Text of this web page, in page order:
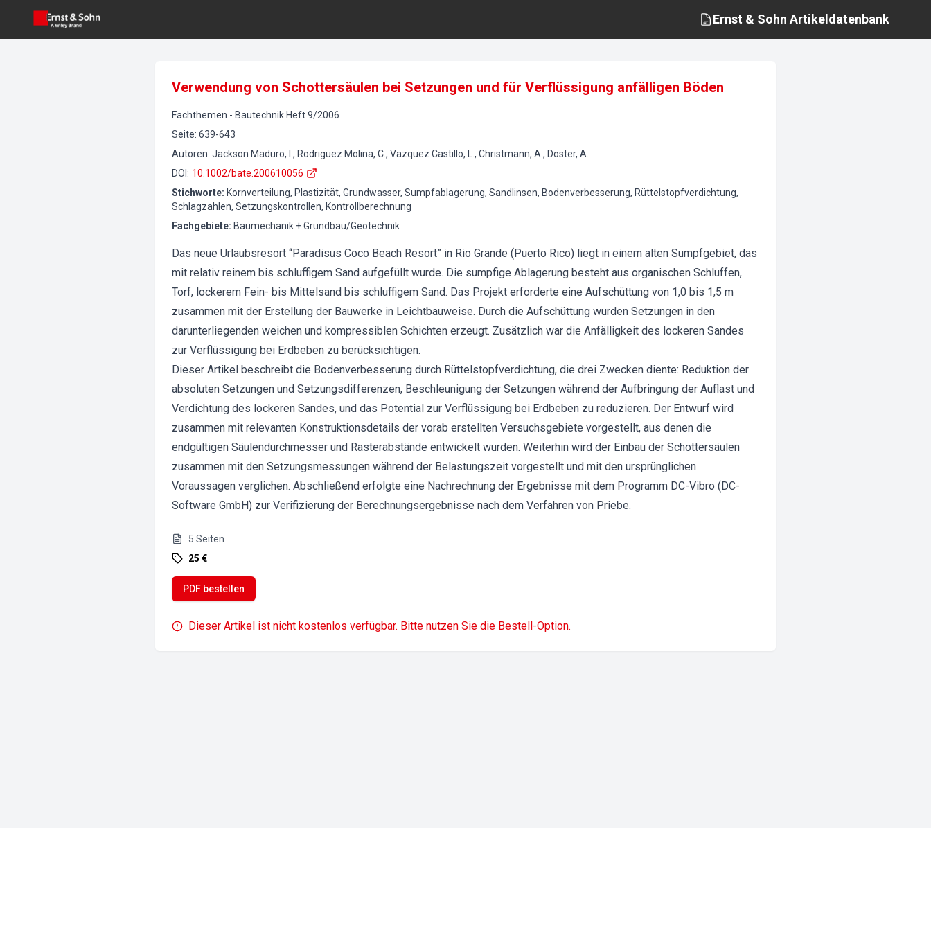
Ernst & Sohn Artikeldatenbank
Verwendung von Schottersäulen bei Setzungen und für Verflüssigung anfälligen Böden
Fachthemen - Bautechnik Heft9/2006
Seite: 639-643
Autoren: Jackson Maduro, I., Rodriguez Molina, C., Vazquez Castillo, L., Christmann, A., Doster, A.
DOI : 10.1002/bate.200610056
Stichworte: Kornverteilung, Plastizität, Grundwasser, Sumpfablagerung, Sandlinsen, Bodenverbesserung, Rüttelstopfverdichtung,
Schlagzahlen, Setzungskontrollen, Kontrollberechnung
Fachgebiete: Baumechanik + Grundbau/Geotechnik
Das neue Urlaubsresort “Paradisus Coco Beach Resort” in Rio Grande (Puerto Rico) liegt in einem alten Sumpfgebiet, das
mit relativ reinem bis schluffigem Sand aufgefüllt wurde. Die sumpfige Ablagerung besteht aus organischen Schluffen,
Torf, lockerem Fein- bis Mittelsand bis schluffigem Sand. Das Projekt erforderte eine Aufschüttung von 1,0 bis 1,5 m
zusammen mit der Erstellung der Bauwerke in Leichtbauweise. Durch die Aufschüttung wurden Setzungen in den
darunterliegenden weichen und kompressiblen Schichten erzeugt. Zusätzlich war die Anfälligkeit des lockeren Sandes
zur Verflüssigung bei Erdbeben zu berücksichtigen.
Dieser Artikel beschreibt die Bodenverbesserung durch Rüttelstopfverdichtung, die drei Zwecken diente: Reduktion der
absoluten Setzungen und Setzungsdifferenzen, Beschleunigung der Setzungen während der Aufbringung der Auflast und
Verdichtung des lockeren Sandes, und das Potential zur Verflüssigung bei Erdbeben zu reduzieren. Der Entwurf wird
zusammen mit relevanten Konstruktionsdetails der vorab erstellten Versuchsgebiete vorgestellt, aus denen die
endgültigen Säulendurchmesser und Rasterabstände entwickelt wurden. Weiterhin wird der Einbau der Schottersäulen
zusammen mit den Setzungsmessungen während der Belastungszeit vorgestellt und mit den ursprünglichen
Voraussagen verglichen. Abschließend erfolgte eine Nachrechnung der Ergebnisse mit dem Programm DC-Vibro (DC-
Software GmbH) zur Verifizierung der Berechnungsergebnisse nach dem Verfahren von Priebe.
5 Seiten
25 €
PDF bestellen
Dieser Artikel ist nicht kostenlos verfügbar. Bitte nutzen Sie die Bestell-Option.